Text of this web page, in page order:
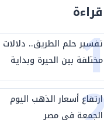
تفسير حلم الطريق.. دلالات
مختلفة بين الحيرة وبداية
مرحلة جديدة
ارتفاع أسعار الذهب اليوم
الجمعة في مصر